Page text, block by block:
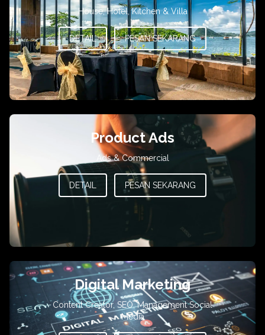
House, Hotel, Kitchen & Villa
DETAIL PESAN SEKARANG
Product Ads
Ads & Commercial
DETAIL PESAN SEKARANG
Digital Marketing
Content Creator, SEO, Management Social
Media